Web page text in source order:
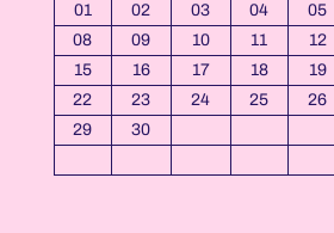
01
02 03 04 05
08
09 10 11 12
15
16 17 18 19
22
23 24 25 26
29
30